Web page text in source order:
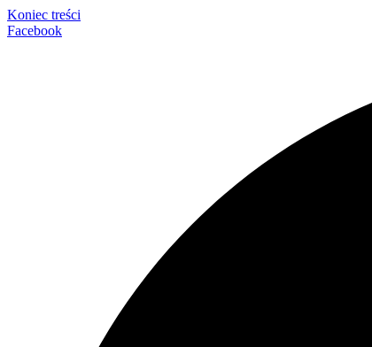
Koniec treści
Facebook